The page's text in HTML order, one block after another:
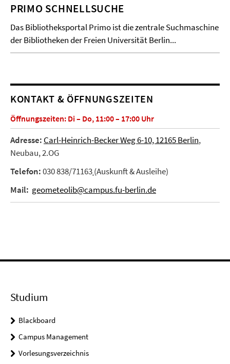
PRIMO SCHNELLSUCHE
Das Bibliotheksportal Primo ist die zentrale Suchmaschine
der Bibliotheken der Freien Universität Berlin...
KONTAKT & ÖFFNUNGSZEITEN
Öffnungszeiten: Di – Do, 11:00 – 17:00 Uhr
Adresse: Carl-Heinrich-Becker Weg 6-10, 12165 Berlin,
Neubau, 2.OG
Telefon:030 838/71163(Auskunft & Ausleihe)
Mail: geometeolib@campus.fu-berlin.de
Studium
Blackboard
Campus Management
Vorlesungsverzeichnis